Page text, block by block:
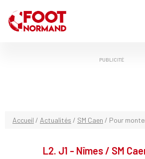
PUBLICITÉ
Accueil / Actualités / SM Caen / Pour
L2. J1 - Nîmes / SM